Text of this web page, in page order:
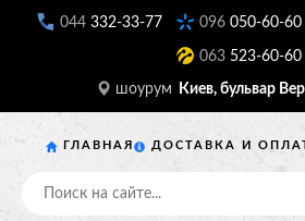
044 332-33-77 096 050-60-60
063 523-60-60
шоурум Киев, бульвар
ГЛАВНАЯ ДОСТАВКА И